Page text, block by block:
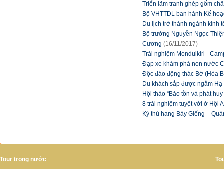
Triển lãm tranh ghép gốm
Bộ VHTTDL ban hành Kế
Du lịch trở thành ngành kinh
Bộ trưởng Nguyễn Ngọc
Cương (16/11/2017)
Trải nghiệm Mondulkiri -
Đạp xe khám phá non nước
Độc đáo động thác Bờ (Hòa
Du khách sắp được ngắm
Hội thảo “Bảo tồn và phát
8 trải nghiệm tuyệt vời ở Hội
Kỳ thú hang Bảy Giếng –
Tour trong nước